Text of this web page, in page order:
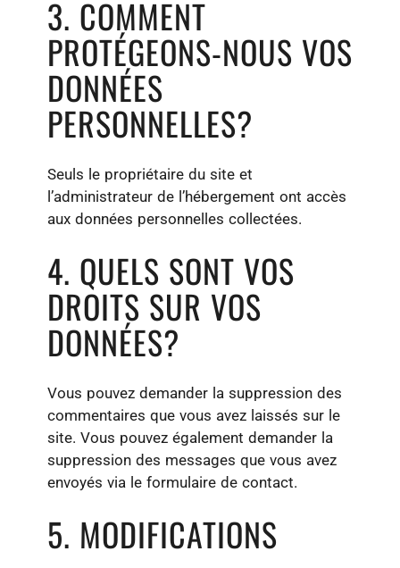
3. COMMENT
PROTÉGEONS-NOUS VOS
DONNÉES
PERSONNELLES?
Seuls le propriétaire du site et
l’administrateur de l’hébergement ont accès
aux données personnelles collectées.
4. QUELS SONT VOS
DROITS SUR VOS
DONNÉES?
Vous pouvez demander la suppression des
commentaires que vous avez laissés sur le
site. Vous pouvez également demander la
suppression des messages que vous avez
envoyés via le formulaire de contact.
5. MODIFICATIONS